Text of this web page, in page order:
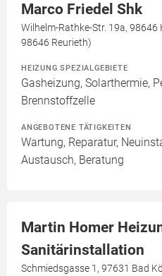
Marco Friedel Shk
Wilhelm-Rathke-Str. 19a,
98646 Reurieth)
HEIZUNG SPEZIALGEBIETE
Gasheizung, Solarthermie,
Brennstoffzelle
ANGEBOTENE TÄTIGKEITEN
Wartung, Reparatur,
Austausch, Beratung
Martin Homer
Sanitärinstallation
Schmiedsgasse 1, 97631 Bad